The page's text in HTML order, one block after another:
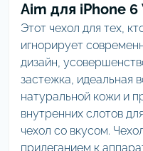
Aim для iPhone
Этот чехол для тех,
игнорирует
дизайн,
застежка, идеальная
натуральной кожи и
внутренних слотов
чехол со вкусом.
прилеганием к